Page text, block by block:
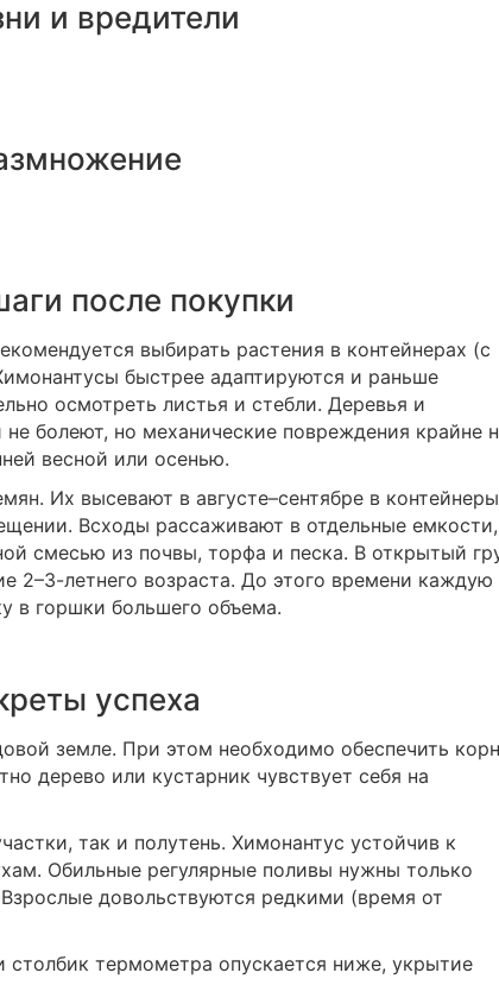
и вредители
после покупки
выбирать растения в контейнерах (с
быстрее адаптируются и раньше
осмотреть листья и стебли. Деревья и
болеют, но механические повреждения крайне
весной или осенью.
Их высевают в августе–сентябре в
Всходы рассаживают в отдельные емкости,
смесью из почвы, торфа и песка. В открытый
2–3-летнего возраста. До этого времени каждую
в горшки большего объема.
успеха
земле. При этом необходимо обеспечить
дерево или кустарник чувствует себя на
так и полутень. Химонантус устойчив к
Обильные регулярные поливы нужны только
довольствуются редкими (время от
термометра опускается ниже, укрытие